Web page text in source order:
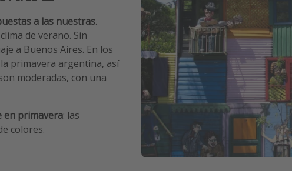
a las nuestras.
de verano. Sin
a Buenos Aires. En los
primavera argentina, así
moderadas, con una
en primavera: las
colores.